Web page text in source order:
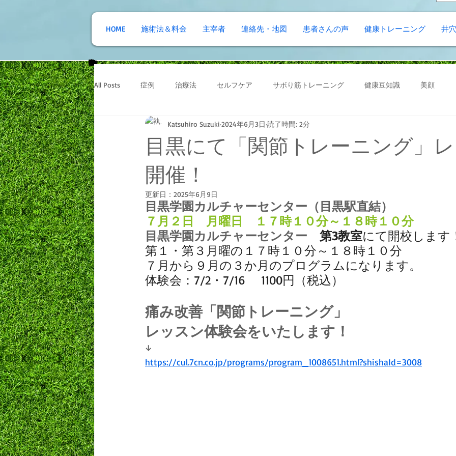
HOME 施術法＆料金 主宰者 連絡先・地図 患者さんの声 健康トレーニング 井
All Posts 症例 治療法 セルフケア サボり筋トレーニング 健康豆知識 美顔
目黒にて「関節トレーニング」
開催！
Katsuhiro Suzuki 2024年6月3日 読了時間: 2分
更新日： 2025年6月9日
目黒学園カルチャーセンター（目黒駅直結）
７月２日　月曜日　１７時１０分～１８時１０分
目黒学園カルチャーセンター 第3教室にて開校します
第１・第３月曜の１７時１０分～１８時１０分
７月から９月の３か月のプログラムになります。
体験会：7/2・7/16　 1100円（税込）
痛み改善「関節トレーニング」
レッスン体験会をいたします！
↓
https://cul.7cn.co.jp/programs/program_1008651.html?shishaId=3008